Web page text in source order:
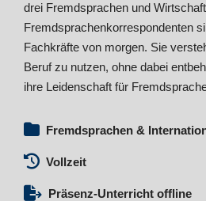
drei Fremdsprachen und
Fremdsprachenkorrespondenten
Fachkräfte von morgen. Sie
Beruf zu nutzen, ohne dabei
ihre Leidenschaft für
Fremdsprachen &
Vollzeit
Präsenz-Unterricht offline